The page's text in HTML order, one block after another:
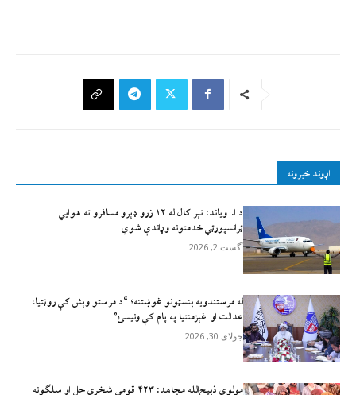
اړوند خبرونه
د ا.ا وياند: تېر کال له ۱۲ زرو ډېرو مسافرو ته هوايي
ټرانسپورټي خدمتونه وړاندې شوي
آگست 2, 2026
له مرستندویه بنسټونو غوښتنه؛ “د مرستو وېش کې روڼتیا،
عدالت او اغېزمنتیا په پام کې ونیسئ”
جولای 30, 2026
مولوي ذبيح‌الله مجاهد: ۴۲۳ قومي شخړې حل او سلګونه